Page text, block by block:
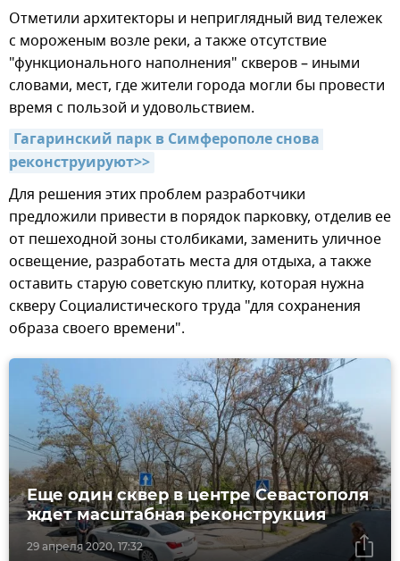
Отметили архитекторы и неприглядный вид тележек
с мороженым возле реки, а также отсутствие
"функционального наполнения" скверов – иными
словами, мест, где жители города могли бы провести
время с пользой и удовольствием.
Гагаринский парк в Симферополе снова
реконструируют>>
Для решения этих проблем разработчики
предложили привести в порядок парковку, отделив ее
от пешеходной зоны столбиками, заменить уличное
освещение, разработать места для отдыха, а также
оставить старую советскую плитку, которая нужна
скверу Социалистического труда "для сохранения
образа своего времени".
29 апреля 2020, 17:32
Еще один сквер в центре Севастополя
ждет масштабная реконструкция